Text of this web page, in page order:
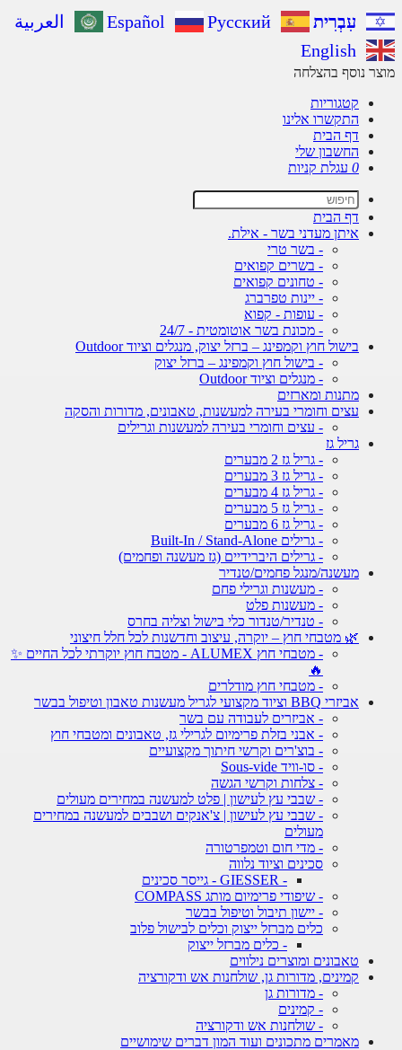
עִבְרִית Español Русский
العربية
English
מוצר נוסף בהצלחה
קטגוריות
התקשרו אלינו
דף הבית
החשבון שלי
0 עגלת קניות
דף הבית
איתן מעדני בשר - אילת.
- בשר טרי
- בשרים קפואים
- טחונים קפואים
- יינות טפרברג
- עופות - קפוא
- מכונת בשר אוטומטית - 24/7
בישול חוץ וקמפינג – ברזל יצוק, מנגלים וציוד Outdoor
- בישול חוץ וקמפינג – ברזל יצוק
- מנגלים וציוד Outdoor
מתנות ומארזים
עצים וחומרי בעירה למעשנות, טאבונים, מדורות והסקה
- עצים וחומרי בעירה למעשנות וגרילים
גריל גז
- גריל גז 2 מבערים
- גריל גז 3 מבערים
- גריל גז 4 מבערים
- גריל גז 5 מבערים
- גריל גז 6 מבערים
- גרילים Built-In / Stand-Alone
- גרילים היברידיים (גז מעשנה ופחמים)
מעשנה/מנגל פחמים/טנדיר
- מעשנות וגרילי פחם
- מעשנות פלט
- טנדיר/טנדור כלי בישול וצליה בחרס
🌿 מטבחי חוץ – יוקרה, עיצוב וחדשנות לכל חלל חיצוני
- מטבחי חוץ ALUMEX - מטבח חוץ יוקרתי לכל החיים ✨
🔥
- מטבחי חוץ מודלרים
אביזרי BBQ וציוד מקצועי לגריל מעשנות טאבון וטיפול בבשר
- אביזרים לעבודה עם בשר
- אבני בזלת פרימיום לגרילי גז, טאבונים ומטבחי חוץ
- בוצ'רים וקרשי חיתוך מקצועיים
- סו-וויד Sous-vide
- צלחות וקרשי הגשה
- שבבי עץ לעישון | פלט למעשנה במחירים מעולים
- שבבי עץ לעישון | צ'אנקים ושבבים למעשנה במחירים
מעולים
- מדי חום וטמפרטורה
סכינים וציוד נלווה
- GIESSER - גייסר סכינים
- שיפודי פרימיום מותג COMPASS
- יישון תיבול וטיפול בבשר
כלים מברזל ייצוק וכלים לבישול פלוב
- כלים מברזל ייצוק
טאבונים ומוצרים נילווים
קמינים, מדורות גן, שולחנות אש ודקורציה
- מדורות גן
- קמינים
- שולחנות אש ודקורציה
מאמרים מתכונים ועוד המון דברים שימושיים